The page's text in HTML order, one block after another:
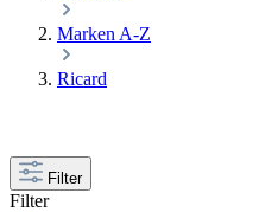
Marken A-Z
Ricard
Filter
Filter